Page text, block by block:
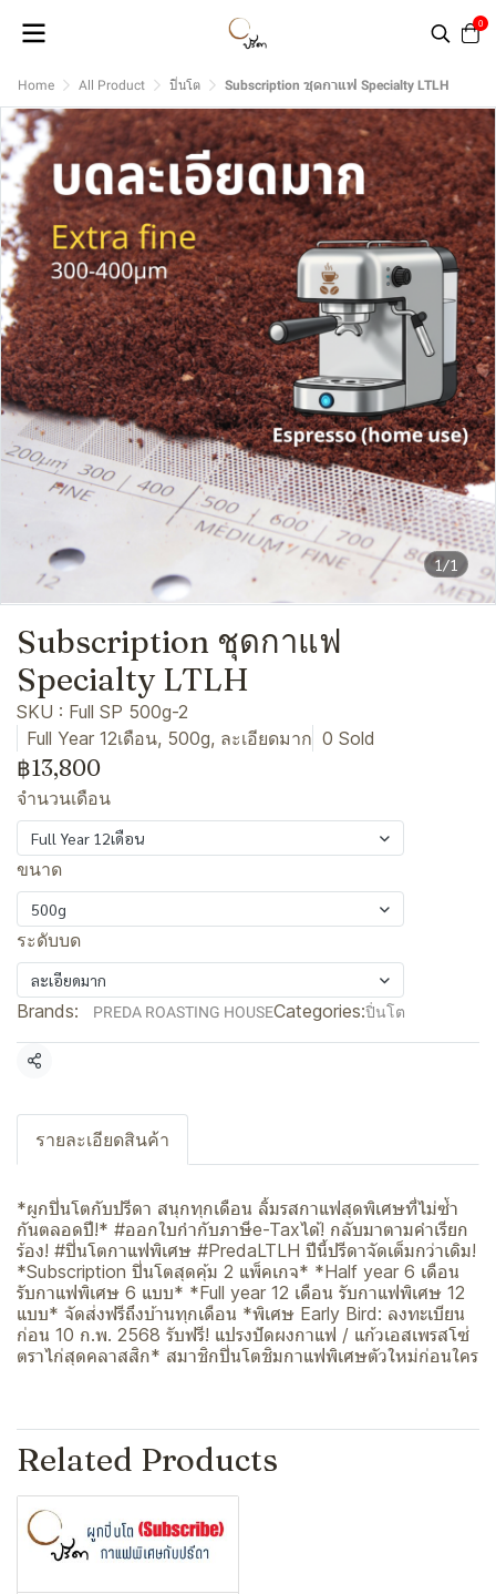
0
Home All Product ปิ่นโต Subscription ชุดกาแฟ Specialty LTLH
1/1
Subscription ชุดกาแฟ
Specialty LTLH
SKU : Full SP 500g-2
Full Year 12เดือน, 500g, ละเอียดมาก 0 Sold
฿13,800
จำนวนเดือน
Full Year 12เดือน
ขนาด
500g
ระดับบด
ละเอียดมาก
Brands: PREDA ROASTING HOUSECategories:ปิ่นโต
Share
รายละเอียดสินค้า
*ผูกปิ่นโตกับปรีดา สนุกทุกเดือน ลิ้มรสกาแฟสุดพิเศษที่ไม่ซ้ำ
กันตลอดปี!* #ออกใบกำกับภาษีe-Taxได้! กลับมาตามคำเรียก
ร้อง! #ปิ่นโตกาแฟพิเศษ #PredaLTLH ปีนี้ปรีดาจัดเต็มกว่าเดิม!
*Subscription ปิ่นโตสุดคุ้ม 2 แพ็คเกจ* *Half year 6 เดือน
รับกาแฟพิเศษ 6 แบบ* *Full year 12 เดือน รับกาแฟพิเศษ 12
แบบ* จัดส่งฟรีถึงบ้านทุกเดือน *พิเศษ Early Bird: ลงทะเบียน
ก่อน 10 ก.พ. 2568 รับฟรี! แปรงปัดผงกาแฟ / แก้วเอสเพรสโซ่
ตราไก่สุดคลาสสิก* สมาชิกปิ่นโตชิมกาแฟพิเศษตัวใหม่ก่อนใคร
Related Products